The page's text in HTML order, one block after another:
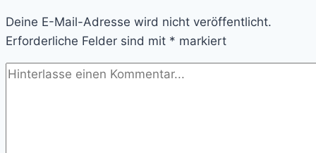
Himmel
berührt
Deine E-Mail-Adresse wird nicht veröffentlicht.
Erforderliche Felder sind mit * markiert